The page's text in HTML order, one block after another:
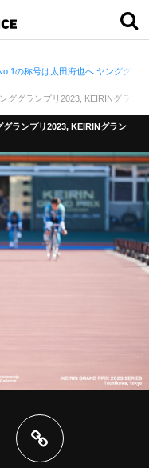
の称号は太田海也へ ヤンググラ
ググランプリ2023, KEIRINグラン
グランプリ2023, KEIRINグラン